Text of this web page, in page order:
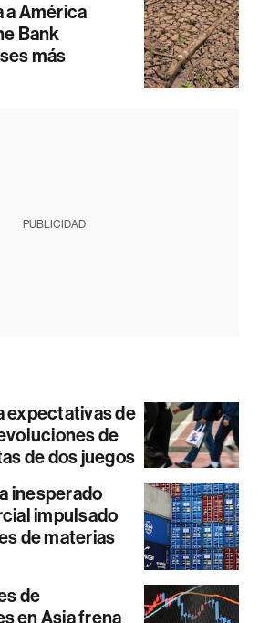
a América
Bank
más
PUBLICIDAD
expectativas de
de
de dos juegos
inesperado
impulsado
de materias
de
en Asia frena